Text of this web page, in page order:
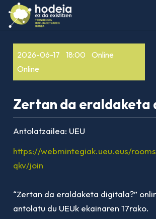
2026-06-17 18:00
Online
Online
Zertan da eraldaketa
Antolatzailea: UEU
https://webmintegiak.ueu.eus/
qkv/join
“Zertan da eraldaketa digitala?”
antolatu du UEUk ekainaren 17rako.